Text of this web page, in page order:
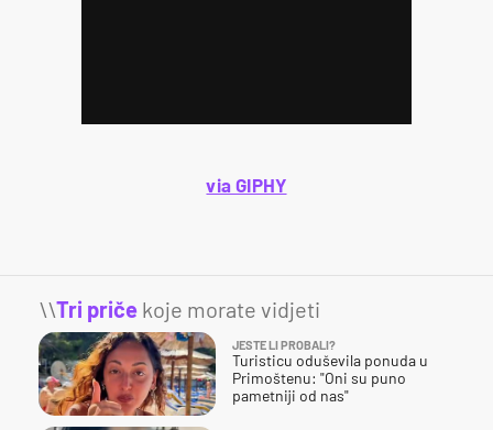
via GIPHY
\\Tri priče koje morate vidjeti
JESTE LI PROBALI?
Turisticu oduševila ponuda u
Primoštenu: "Oni su puno
pametniji od nas"